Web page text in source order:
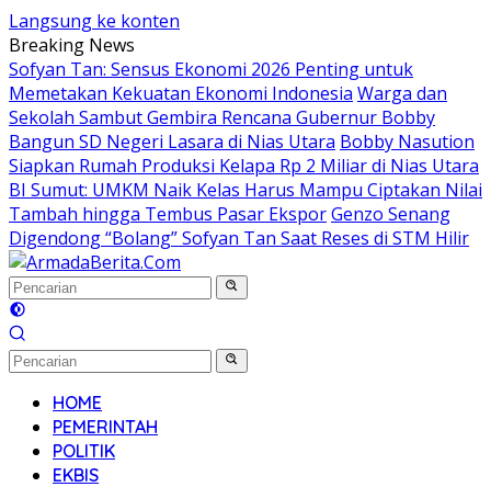
Langsung ke konten
Breaking News
Sofyan Tan: Sensus Ekonomi 2026 Penting untuk
Memetakan Kekuatan Ekonomi Indonesia Warga dan
Sekolah Sambut Gembira Rencana Gubernur Bobby
Bangun SD Negeri Lasara di Nias Utara Bobby Nasution
Siapkan Rumah Produksi Kelapa Rp 2 Miliar di Nias Utara
BI Sumut: UMKM Naik Kelas Harus Mampu Ciptakan Nilai
Tambah hingga Tembus Pasar EksporGenzo Senang
Digendong “Bolang” Sofyan Tan Saat Reses di STM Hilir
HOME
PEMERINTAH
POLITIK
EKBIS